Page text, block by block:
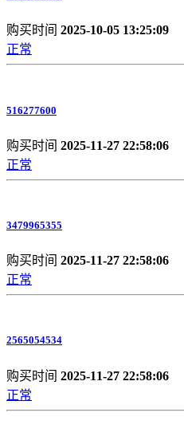
购买时间 2025-10-05 13:25:09
正常
516277600
购买时间 2025-11-27 22:58:06
正常
3479965355
购买时间 2025-11-27 22:58:06
正常
2565054534
购买时间 2025-11-27 22:58:06
正常